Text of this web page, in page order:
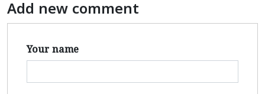
Add new comment
Your name